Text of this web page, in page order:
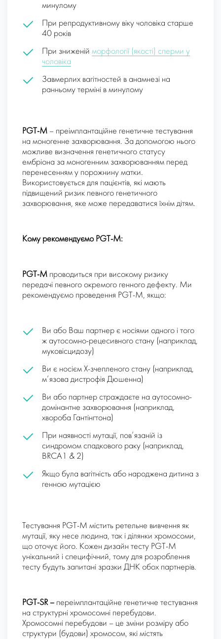
минулому
При репродуктивному віку чоловіка старше
40 років
При зниженій морфології (якості) сперми у
чоловіка
Завмерлих вагітностей в анамнезі на
ранньому терміні в минулому
PGT-М – преімплантаційне генетичне тестування
на моногенне захворювання. За допомогою нього
можливе визначення генетичного статусу
ембріона за моногенним захворюванням перед
перенесенням у порожнину матки.
Використовується для пацієнтів, які мають
підвищений ризик певного генетичного
захворювання, яке може передаватися їхнім дітям.
Кому рекомендуємо PGT-М:
PGT-M проводиться при високому ризику
передачі певного окремого генного дефекту. Ми
рекомендуємо проведення PGT-M, якщо:
Ви або Ваш партнер є носіями одного і того
ж аутосомно-рецесивного стану (наприклад,
муковісцидозу)
Ви є носієм Х-зчепленого стану (наприклад,
м’язова дистрофія Дюшенна)
Ви або партнер страждаєте на аутосомно-
домінантне захворювання (наприклад,
хвороба Гантінгтона)
При наявності мутації, пов’язаній із
синдромом спадкового раку (наприклад,
BRCA1 & 2)
Якщо була вагітність або народжена дитина з
генною мутацією
Тестування PGT-M містить ретельне вивчення як
мутації, яку несе людина, так і ділянки хромосоми,
що оточує його. Кожен дизайн тесту PGT-M
унікальний і специфічний, тому для розроблення
тесту будуть запитані зразки ДНК обох партнерів.
PGT-SR– переімплантаційне генетичне тестування
на структурні хромосомні перебудови.
Хромосомні перебудови – це зміни розміру або
структури (будови) хромосом, які містять